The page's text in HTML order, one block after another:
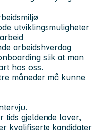
utviklingsmuligheter
arbeidshverdag
slik at man
hos oss.
måneder må kunne
tids gjeldende lover,
kvalifiserte kandidater